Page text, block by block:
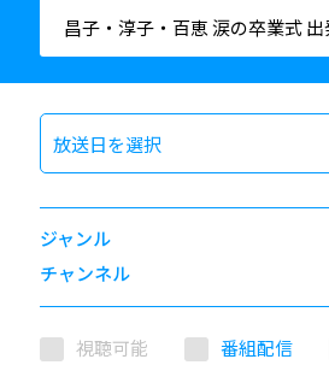
放送日を選択
ジャンル
チャンネル
視聴可能 番組配信